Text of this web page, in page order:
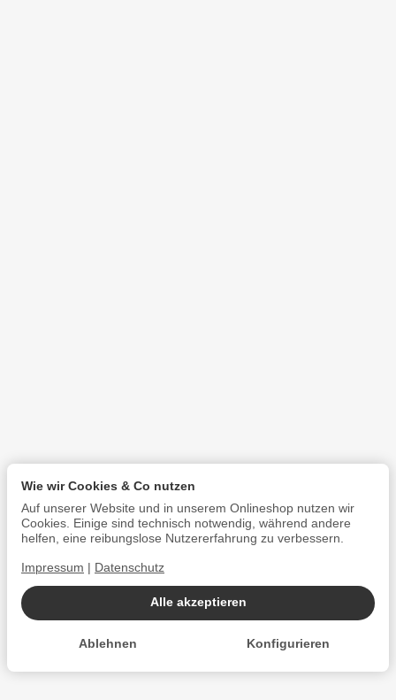
Alle akzeptieren
Ablehnen Konfigurieren
Wie wir Cookies & Co nutzen
Auf unserer Website und in unserem Onlineshop nutzen wir
Cookies. Einige sind technisch notwendig, während andere
helfen, eine reibungslose Nutzererfahrung zu verbessern.
Impressum Datenschutz